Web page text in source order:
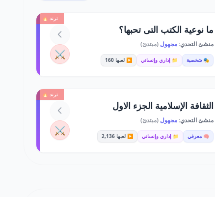
ترند 🔥
ما نوعية الكتب التى تحبها؟
منشئ التحدي:مجهول (مبتدئ)
🎭 شخصية 📁 إداري وإنساني ▶️ لعبها 160 ⚔️
ترند 🔥
الثقافة الإسلامية الجزء الاول
منشئ التحدي:مجهول (مبتدئ)
🧠 معرفي 📁 إداري وإنساني ▶️ لعبها 2,136 ⚔️